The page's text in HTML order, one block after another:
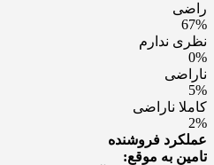
راضی
67%
نظری ندارم
0%
ناراضی
5%
کاملا ناراضی
2%
عملکرد فروشنده
تامین به موقع: